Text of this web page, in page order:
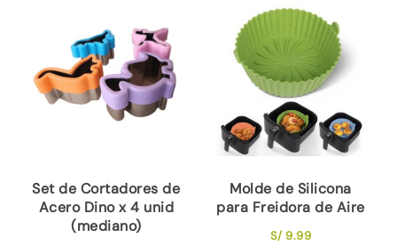
Set de Cortadores de
Acero Dino x 4 unid
(mediano)
Molde de Silicona
para Freidora de Aire
S/9.99